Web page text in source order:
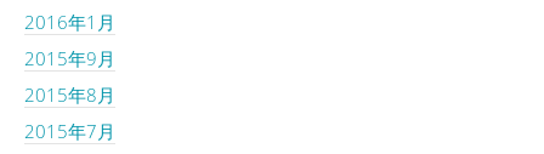
2016年1月
2015年9月
2015年8月
2015年7月